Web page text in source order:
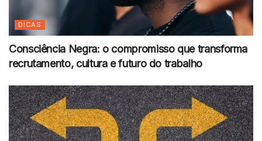
DICAS
Consciência Negra: o compromisso que transforma
recrutamento, cultura e futuro do trabalho